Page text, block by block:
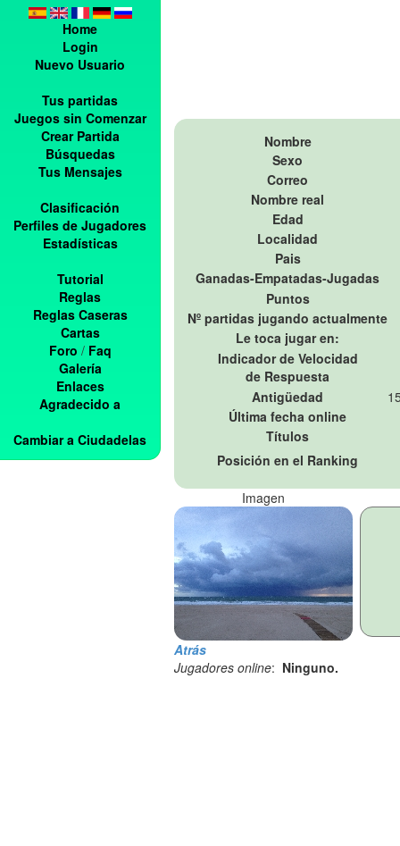
Home
Login
Nuevo Usuario
Tus partidas
Juegos sin Comenzar
Crear Partida
Búsquedas
Tus Mensajes
Clasificación
Perfiles de Jugadores
Estadísticas
Tutorial
Reglas
Reglas Caseras
Cartas
Foro / Faq
Galería
Enlaces
Agradecido a
Cambiar a Ciudadelas
Nombre
Sexo
Correo
Nombre real
Edad
Localidad
Pais
Ganadas-Empatadas-Jugadas
Puntos
Nº partidas jugando actualmente
Le toca jugar en:
Indicador de Velocidad
de Respuesta
Antigüedad
Última fecha online
Títulos
Posición en el Ranking
Imagen
Atrás
Jugadores online: Ninguno.